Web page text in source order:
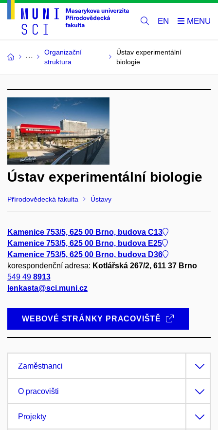
EN
Organizační
struktura
Ústav experimentální
biologie
Ústav experimentální biologie
Přírodovědecká fakulta Ústavy
Kamenice 753/5, 625 00 Brno, budova C13
Kamenice 753/5, 625 00 Brno, budova E25
Kamenice 753/5, 625 00 Brno, budova D36
korespondenční adresa: Kotlářská 267/2, 611 37 Brno
549 49 8913
lenkasta@sci.muni.cz
WEBOVÉ STRÁNKY PRACOVIŠTĚ
Zaměstnanci
O pracovišti
Projekty